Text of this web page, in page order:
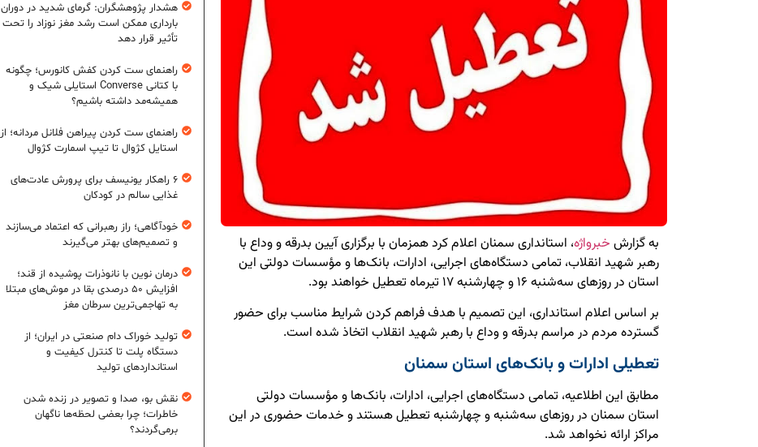
به گزارش خبرواژه، استانداری سمنان اعلام کرد همزمان با برگزاری آیین بدرقه و وداع با
رهبر شهید انقلاب، تمامی دستگاه‌های اجرایی، ادارات، بانک‌ها و مؤسسات دولتی این
استان در روزهای سه‌شنبه ۱۶ و چهارشنبه ۱۷ تیرماه تعطیل خواهند بود.
بر اساس اعلام استانداری، این تصمیم با هدف فراهم کردن شرایط مناسب برای حضور
گسترده مردم در مراسم بدرقه و وداع با رهبر شهید انقلاب اتخاذ شده است.
تعطیلی ادارات و بانک‌های استان سمنان
مطابق این اطلاعیه، تمامی دستگاه‌های اجرایی، ادارات، بانک‌ها و مؤسسات دولتی
استان سمنان در روزهای سه‌شنبه و چهارشنبه تعطیل هستند و خدمات حضوری در این
مراکز ارائه نخواهد شد.
هشدار پژوهشگران: گرمای شدید در دوران
بارداری ممکن است رشد مغز نوزاد را تحت
تأثیر قرار دهد
راهنمای ست کردن کفش کانورس؛ چگونه
با کتانی Converse استایلی شیک و
همیشه‌مد داشته باشیم؟
راهنمای ست کردن پیراهن فلانل مردانه؛ از
استایل کژوال تا تیپ اسمارت کژوال
۶ راهکار یونیسف برای پرورش عادت‌های
غذایی سالم در کودکان
خودآگاهی؛ راز رهبرانی که اعتماد می‌سازند
و تصمیم‌های بهتر می‌گیرند
درمان نوین با نانوذرات پوشیده از قند؛
افزایش ۵۰ درصدی بقا در موش‌های مبتلا
به تهاجمی‌ترین سرطان مغز
تولید خوراک دام صنعتی در ایران؛ از
دستگاه پلت تا کنترل کیفیت و
استانداردهای تولید
نقش بو، صدا و تصویر در زنده شدن
خاطرات؛ چرا بعضی لحظه‌ها ناگهان
برمی‌گردند؟